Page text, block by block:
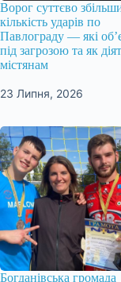
Ворог суттєво
кількість ударів по
Павлограду — які
під загрозою та як
містянам
23 Липня, 2026
Богданівська громада